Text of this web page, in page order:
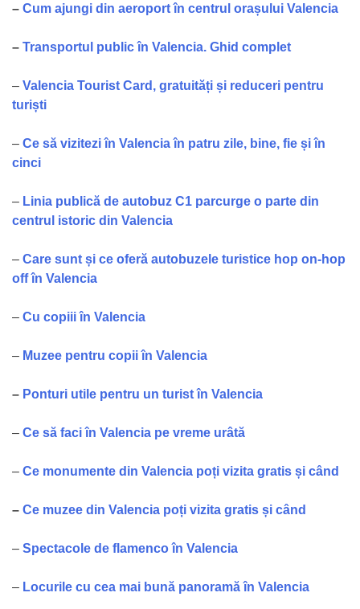
– Cum ajungi din aeroport în centrul orașului Valencia
– Transportul public în Valencia. Ghid complet
– Valencia Tourist Card, gratuități și reduceri pentru
turiști
– Ce să vizitezi în Valencia în patru zile, bine, fie și în
cinci
– Linia publică de autobuz C1 parcurge o parte din
centrul istoric din Valencia
– Care sunt și ce oferă autobuzele turistice hop on-hop
off în Valencia
– Cu copiii în Valencia
– Muzee pentru copii în Valencia
– Ponturi utile pentru un turist în Valencia
– Ce să faci în Valencia pe vreme urâtă
– Ce monumente din Valencia poți vizita gratis și când
– Ce muzee din Valencia poți vizita gratis și când
– Spectacole de flamenco în Valencia
– Locurile cu cea mai bună panoramă în Valencia